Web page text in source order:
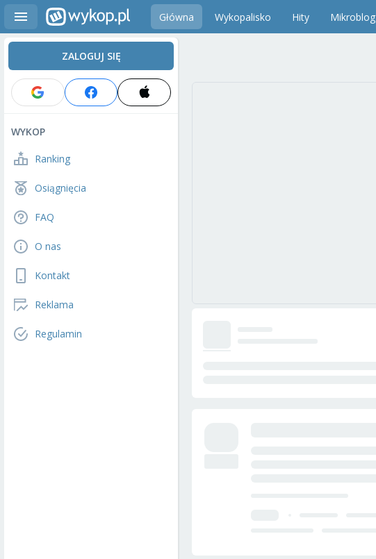
Główna Wykopalisko Hity Mikroblog
ZALOGUJ SIĘ
WYKOP
Ranking
Osiągnięcia
FAQ
O nas
Kontakt
Reklama
Regulamin